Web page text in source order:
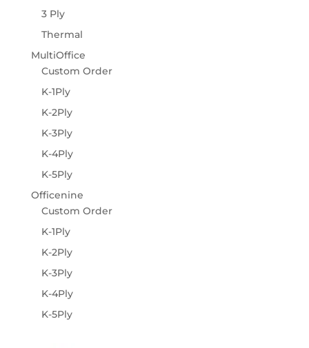
3 Ply
Thermal
MultiOffice
Custom Order
K-1Ply
K-2Ply
K-3Ply
K-4Ply
K-5Ply
Officenine
Custom Order
K-1Ply
K-2Ply
K-3Ply
K-4Ply
K-5Ply